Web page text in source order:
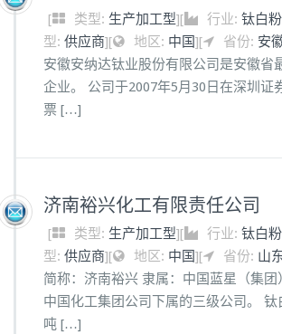
[ 类型: 生产加工型][ 行业: 钛白
型: 供应商][ 地区: 中国][ 省份: 安
安徽安纳达钛业股份有限公司是安徽省
企业。 公司于2007年5月30日在深圳证
票 […]
济南裕兴化工有限责任公司
[ 类型: 生产加工型][ 行业: 钛白
型: 供应商][ 地区: 中国][ 省份: 山
简称：济南裕兴 隶属：中国蓝星（集
中国化工集团公司下属的三级公司。 钛
吨 […]